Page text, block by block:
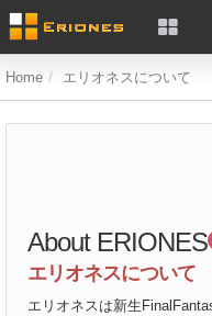
Home エリオネスについて
About ERIONES
エリオネスについて
エリオネスは新生